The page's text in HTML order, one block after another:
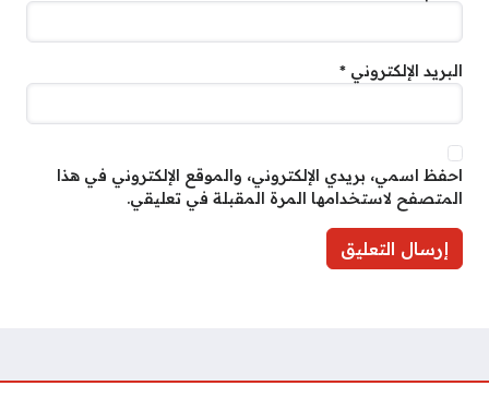
البريد الإلكتروني *
احفظ اسمي، بريدي الإلكتروني، والموقع الإلكتروني في هذا
المتصفح لاستخدامها المرة المقبلة في تعليقي.